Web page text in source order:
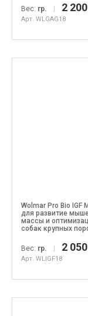
Вес: гр. | 2
Арт. WLGAG18
Wolmar Pro Bio
для развитие
массы и
собак крупных
Вес: гр. | 2
Арт. WLIGF18